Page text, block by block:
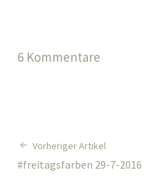
6 Kommentare
Vorheriger Artikel
#freitagsfarben 29-7-2016